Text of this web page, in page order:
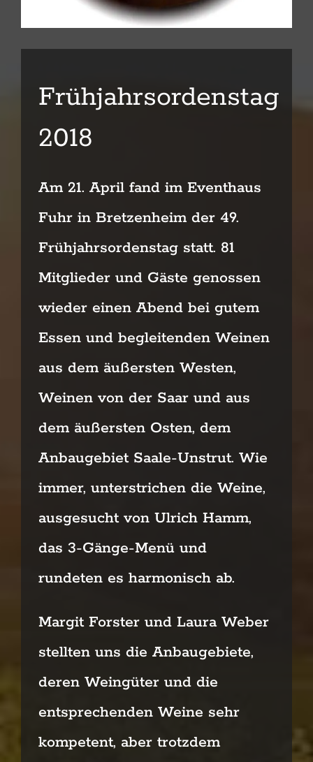
Frühjahrsordenstag
2018
Am 21. April fand im Eventhaus
Fuhr in Bretzenheim der 49.
Frühjahrsordenstag statt. 81
Mitglieder und Gäste genossen
wieder einen Abend bei gutem
Essen und begleitenden Weinen
aus dem äußersten Westen,
Weinen von der Saar und aus
dem äußersten Osten, dem
Anbaugebiet Saale-Unstrut. Wie
immer, unterstrichen die Weine,
ausgesucht von Ulrich Hamm,
das 3-Gänge-Menü und
rundeten es harmonisch ab.
Margit Forster und Laura Weber
stellten uns die Anbaugebiete,
deren Weingüter und die
entsprechenden Weine sehr
kompetent, aber trotzdem